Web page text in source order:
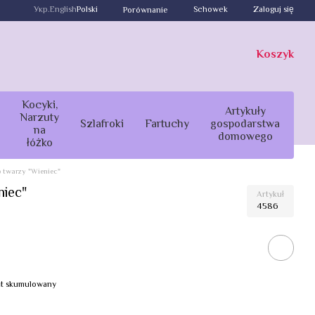
Укр.EnglishPolski Porównanie Schowek Zaloguj się
Koszyk
Kocyki,
Narzuty
na
łóżko
Szlafroki Fartuchy
Artykuły
gospodarstwa
domowego
twarzy "Wieniec"
Artykuł
4586
skumulowany